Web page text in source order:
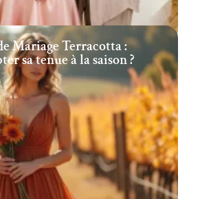
Mariage Terracotta :
sa tenue à la saison ?